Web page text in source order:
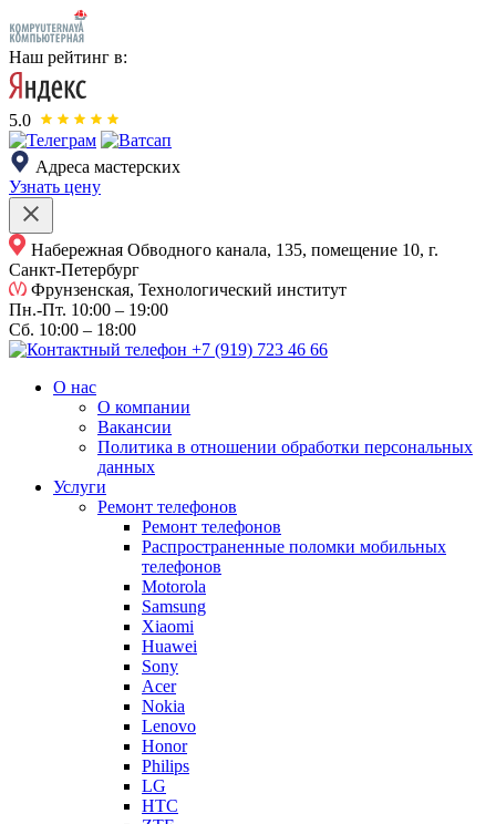
Наш рейтинг в:
5.0
Адреса мастерских
Узнать цену
Набережная Обводного канала, 135, помещение 10, г.
Санкт-Петербург
Фрунзенская, Технологический институт
Пн.-Пт. 10:00 – 19:00
Сб. 10:00 – 18:00
+7 (919) 723 46 66
О нас
О компании
Вакансии
Политика в отношении обработки персональных
данных
Услуги
Ремонт телефонов
Ремонт телефонов
Распространенные поломки мобильных
телефонов
Motorola
Samsung
Xiaomi
Huawei
Sony
Acer
Nokia
Lenovo
Honor
Philips
LG
HTC